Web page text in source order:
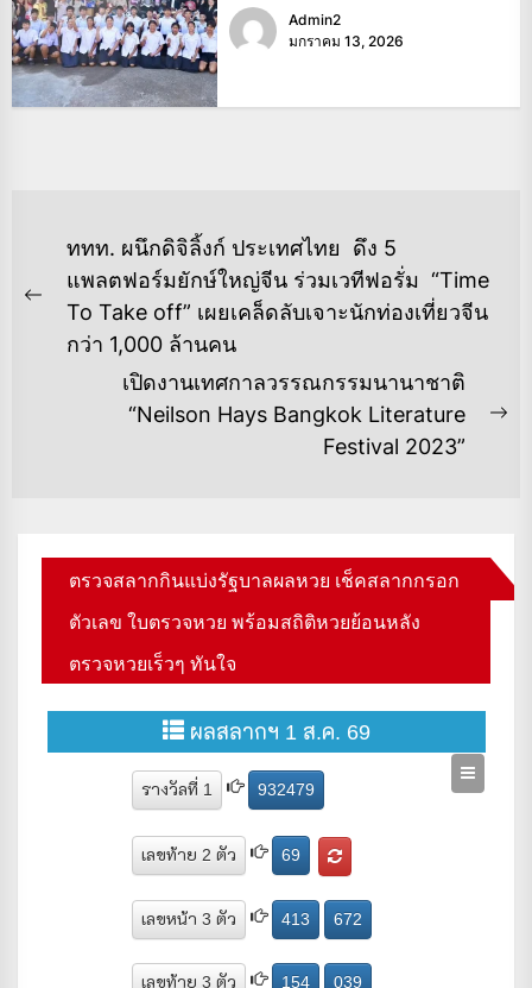
Admin2
มกราคม 13, 2026
แนะแนว
เรื่อง
Previous
post:
ททท. ผนึกดิจิลิ้งก์ ประเทศไทย ดึง 5
แพลตฟอร์มยักษ์ใหญ่จีน ร่วมเวทีฟอรั่ม “Time
To Take off” เผยเคล็ดลับเจาะนักท่องเที่ยวจีน
กว่า 1,000 ล้านคน
เปิดงานเทศกาลวรรณกรรมนานาชาติ
“Neilson Hays Bangkok Literature
Festival 2023”
ตรวจสลากกินแบ่งรัฐบาลผลหวย เช็คสลากกรอก
ตัวเลข ใบตรวจหวย พร้อมสถิติหวยย้อนหลัง
ตรวจหวยเร็วๆ ทันใจ